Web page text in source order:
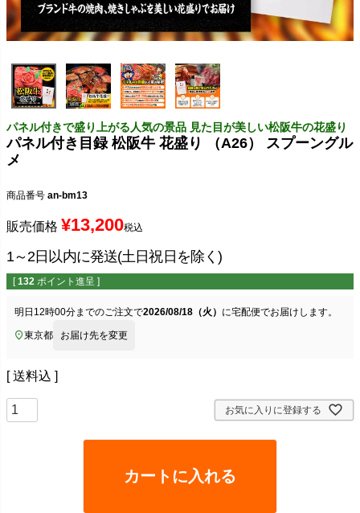
パネル付きで盛り上がる人気の景品 見た目が美しい松阪牛の花盛り
パネル付き目録 松阪牛 花盛り （A26） スプーングル
メ
商品番号 an-bm13
販売価格 ¥13,200税込
1～2日以内に発送(土日祝日を除く)
[ 132 ポイント進呈 ]
明日 12時00分までのご注文で2026/08/18（火） に宅配便でお届けします。
東京都 お届け先を変更
送料込
お気に入りに登録する
カートに入れる